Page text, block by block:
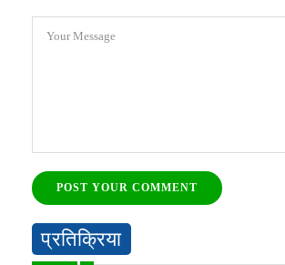
Your Message
POST YOUR COMMENT
प्रतिक्रिया